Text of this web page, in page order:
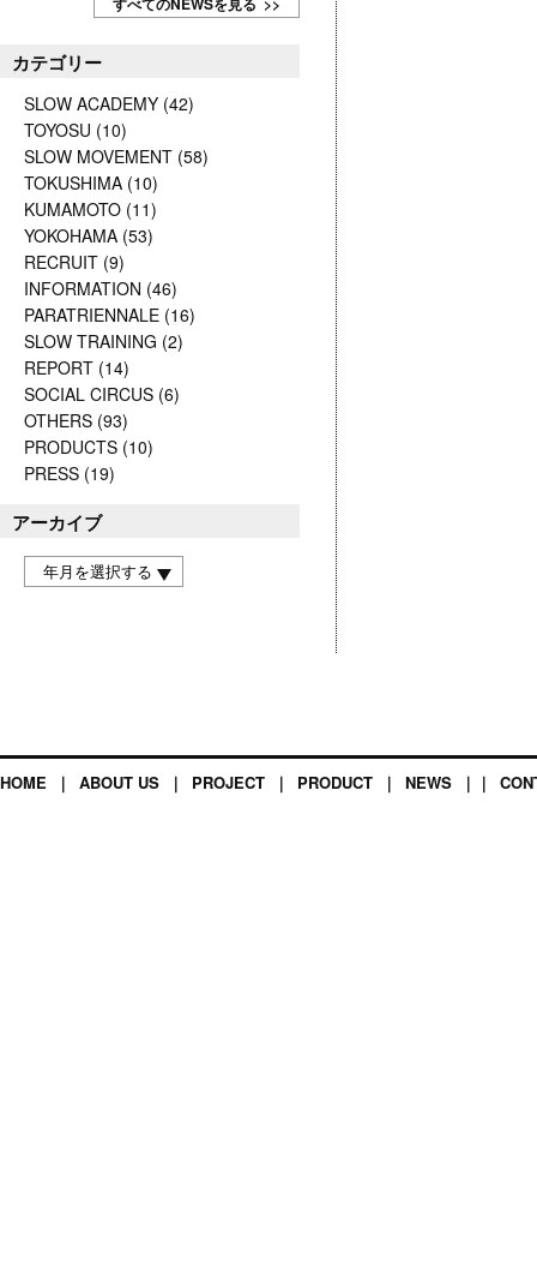
カテゴリー
SLOW ACADEMY (42)
TOYOSU (10)
SLOW MOVEMENT (58)
TOKUSHIMA (10)
KUMAMOTO (11)
YOKOHAMA (53)
RECRUIT (9)
INFORMATION (46)
PARATRIENNALE (16)
SLOW TRAINING (2)
REPORT (14)
SOCIAL CIRCUS (6)
OTHERS (93)
PRODUCTS (10)
PRESS (19)
アーカイブ
HOME ｜ ABOUT US ｜ PROJECT ｜ PRODUCT ｜ NEWS ｜｜